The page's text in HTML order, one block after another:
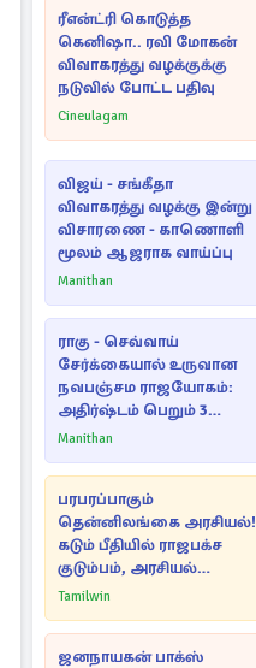
ரீஎன்ட்ரி கொடுத்த
கெனிஷா.. ரவி மோகன்
விவாகரத்து வழக்குக்கு
நடுவில் போட்ட பதிவு
Cineulagam
விஜய் - சங்கீதா
விவாகரத்து வழக்கு இன்று
விசாரணை - காணொளி
மூலம் ஆஜராக வாய்ப்பு
Manithan
ராகு - செவ்வாய்
சேர்க்கையால் உருவான
நவபஞ்சம ராஜயோகம்:
அதிர்ஷ்டம் பெறும் 3
ராசிகள்!
Manithan
பரபரப்பாகும்
தென்னிலங்கை அரசியல்!
கடும் பீதியில் ராஜபக்ச
குடும்பம், அரசியல்
நட்புகள்
Tamilwin
ஜனநாயகன் பாக்ஸ்